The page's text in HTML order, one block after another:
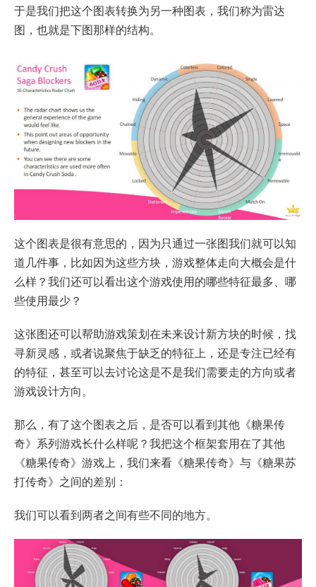
于是我们把这个图表转换为另一种图表，我们称为雷达
图，也就是下图那样的结构。
这个图表是很有意思的，因为只通过一张图我们就可以知
道几件事，比如因为这些方块，游戏整体走向大概会是什
么样？我们还可以看出这个游戏使用的哪些特征最多、哪
些使用最少？
这张图还可以帮助游戏策划在未来设计新方块的时候，找
寻新灵感，或者说聚焦于缺乏的特征上，还是专注已经有
的特征，甚至可以去讨论这是不是我们需要走的方向或者
游戏设计方向。
那么，有了这个图表之后，是否可以看到其他《糖果传
奇》系列游戏长什么样呢？我把这个框架套用在了其他
《糖果传奇》游戏上，我们来看《糖果传奇》与《糖果苏
打传奇》之间的差别：
我们可以看到两者之间有些不同的地方。